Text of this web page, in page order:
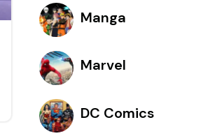
Manga
Marvel
DC Comics